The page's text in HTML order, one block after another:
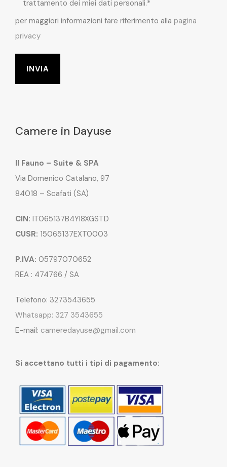
trattamento dei miei dati personali.*
per maggiori informazioni fare riferimento alla pagina
privacy
Camere in Dayuse
Il Fauno – Suite & SPA
Via Domenico Catalano, 97
84018 – Scafati (SA)
CIN: IT065137B4YI8XGSTD
CUSR: 15065137EXT0003
P.IVA: 05797070652
REA : 474766 / SA
Telefono: 3273543655
Whatsapp: 327 3543655
E-mail: cameredayuse@gmail.com
Si accettano tutti i tipi di pagamento: